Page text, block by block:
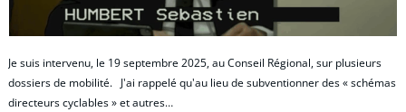
Je suis intervenu, le 19 septembre 2025, au Conseil Régional, sur plusieurs
dossiers de mobilité. J'ai rappelé qu'au lieu de subventionner des « schémas
directeurs cyclables » et autres…